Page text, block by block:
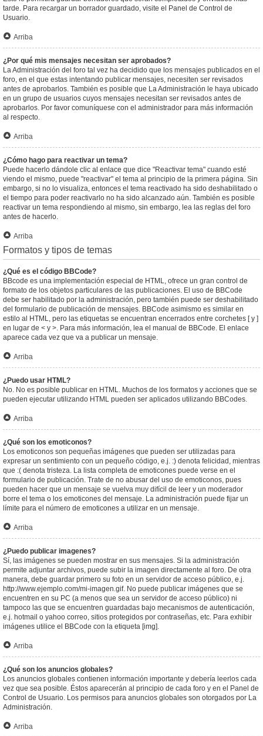
tarde. Para recargar un borrador guardado, visite el Panel de Control de
Usuario.
Arriba
¿Por qué mis mensajes necesitan ser aprobados?
La Administración del foro tal vez ha decidido que los mensajes publicados en el
foro, en el que estas intentando publicar mensajes, necesiten ser revisados
antes de aprobarlos. También es posible que La Administración le haya ubicado
en un grupo de usuarios cuyos mensajes necesitan ser revisados antes de
aprobarlos. Por favor comuníquese con el administrador para más información
al respecto.
Arriba
¿Cómo hago para reactivar un tema?
Puede hacerlo dándole clic al enlace que dice "Reactivar tema" cuando esté
viendo el mismo, puede "reactivar" el tema al principio de la primera página. Sin
embargo, si no lo visualiza, entonces el tema reactivado ha sido deshabilitado o
el tiempo para poder reactivarlo no ha sido alcanzado aún. También es posible
reactivar un tema respondiendo al mismo, sin embargo, lea las reglas del foro
antes de hacerlo.
Arriba
Formatos y tipos de temas
¿Qué es el código BBCode?
BBcode es una implementación especial de HTML, ofrece un gran control de
formato de los objetos particulares de las publicaciones. El uso de BBCode
debe ser habilitado por la administración, pero también puede ser deshabilitado
del formulario de publicación de mensajes. BBCode asimismo es similar en
estilo al HTML, pero las etiquetas se encuentran encerrados entre corchetes [ y ]
en lugar de < y >. Para más información, lea el manual de BBCode. El enlace
aparece cada vez que va a publicar un mensaje.
Arriba
¿Puedo usar HTML?
No. No es posible publicar en HTML. Muchos de los formatos y acciones que se
pueden ejecutar utilizando HTML pueden ser aplicados utilizando BBCodes.
Arriba
¿Qué son los emoticonos?
Los emoticonos son pequeñas imágenes que pueden ser utilizadas para
expresar un sentimiento con un pequeño código, e.j. :) denota felicidad, mientras
que :( denota tristeza. La lista completa de emoticones puede verse en el
formulario de publicación. Trate de no abusar del uso de emoticonos, pues
pueden hacer que un mensaje se vuelva muy difícil de leer y un moderador
borre el tema o los emoticones del mensaje. La administración puede fijar un
límite para el número de emoticones a utilizar en un mensaje.
Arriba
¿Puedo publicar imagenes?
Sí, las imágenes se pueden mostrar en sus mensajes. Si la administración
permite adjuntar archivos, puede subir la imagen directamente al foro. De otra
manera, debe guardar primero su foto en un servidor de acceso público, e.j.
http://www.ejemplo.com/mi-imagen.gif. No puede publicar imágenes que se
encuentren en su PC (a menos que sea un servidor de acceso público) ni
tampoco las que se encuentren guardadas bajo mecanismos de autenticación,
e.j. hotmail o yahoo correo, sitios protegidos por contraseñas, etc. Para exhibir
imágenes utilice el BBCode con la etiqueta [img].
Arriba
¿Qué son los anuncios globales?
Los anuncios globales contienen información importante y debería leerlos cada
vez que sea posible. Éstos aparecerán al principio de cada foro y en el Panel de
Control de Usuario. Los permisos para anuncios globales son otorgados por La
Administración.
Arriba